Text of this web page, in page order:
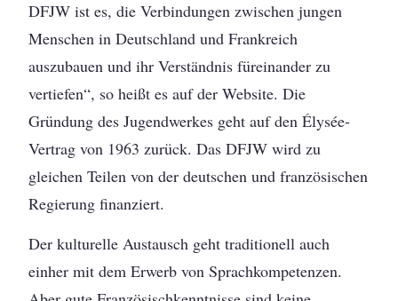
DFJW ist es, die Verbindungen zwischen jungen
Menschen in Deutschland und Frankreich
auszubauen und ihr Verständnis füreinander zu
vertiefen“, so heißt es auf der Website. Die
Gründung des Jugendwerkes geht auf den Élysée-
Vertrag von 1963 zurück. Das DFJW wird zu
gleichen Teilen von der deutschen und französischen
Regierung finanziert.
Der kulturelle Austausch geht traditionell auch
einher mit dem Erwerb von Sprachkompetenzen.